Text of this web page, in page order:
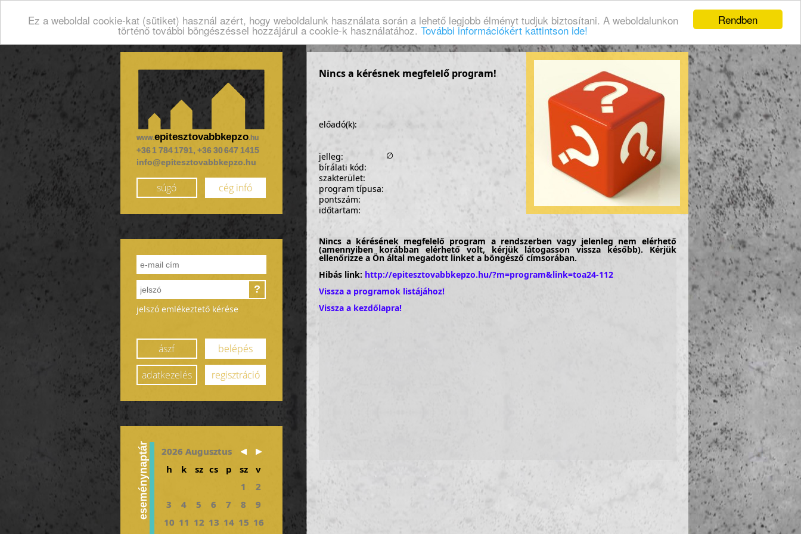
Rendben
Ez a weboldal cookie-kat (sütiket) használ azért, hogy weboldalunk használata során a lehető legjobb élményt tudjuk biztosítani. A weboldalunkon
történő további böngészéssel hozzájárul a cookie-k használatához. További információkért kattintson ide!
www.epitesztovabbkepzo.hu
+36 1 784 1791, +36 30 647 1415
info@epitesztovabbkepzo.hu
súgó cég infó
?
jelszó emlékeztető kérése
ászf
belépés
adatkezelés
regisztráció
eseménynaptár
2026 Augusztus
h
k sz cs p sz
v
1
2
3
4 5 6 7 8
9
10 11 12 13 14 15 16
Nincs a kérésnek megfelelő program!
előadó(k):
jelleg:
∅
bírálati kód:
szakterület:
program típusa:
pontszám:
időtartam:
Nincs a kérésének megfelelő program a rendszerben vagy jelenleg nem elérhető
(amennyiben korábban elérhető volt, kérjük látogasson vissza később). Kérjük
ellenőrizze a Ön által megadott linket a böngésző címsorában.
Hibás link: http://epitesztovabbkepzo.hu/?m=program&link=toa24-112
Vissza a programok listájához!
Vissza a kezdőlapra!